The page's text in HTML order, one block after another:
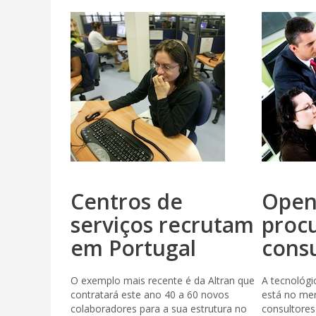
Centros de
serviços recrutam
em Portugal
O exemplo mais recente é da Altran que
contratará este ano 40 a 60 novos
colaboradores para a sua estrutura no
A
está no